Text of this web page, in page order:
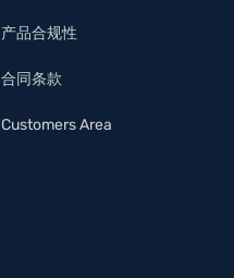
产品合规性
合同条款
Customers Area